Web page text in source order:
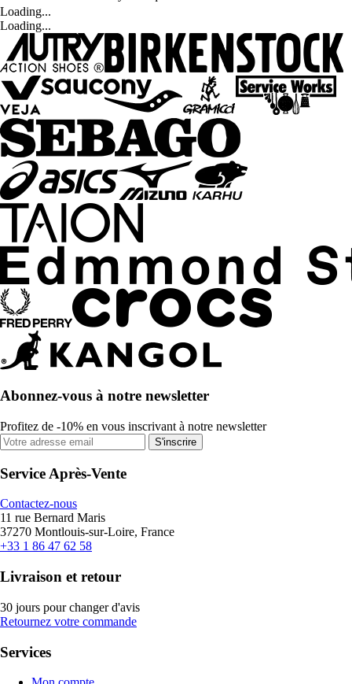
Loading...
Loading...
Abonnez-vous à notre newsletter
Profitez de -10% en vous inscrivant à notre newsletter
S'inscrire
Service Après-Vente
Contactez-nous
11 rue Bernard Maris
37270 Montlouis-sur-Loire, France
+33 1 86 47 62 58
Livraison et retour
30 jours pour changer d'avis
Retournez votre commande
Services